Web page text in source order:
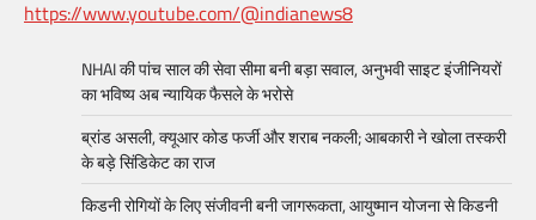
https://www.youtube.com/@indianews8
NHAI की पांच साल की सेवा सीमा बनी बड़ा सवाल, अनुभवी साइट इंजीनियरों
का भविष्य अब न्यायिक फैसले के भरोसे
ब्रांड असली, क्यूआर कोड फर्जी और शराब नकली; आबकारी ने खोला तस्करी
के बड़े सिंडिकेट का राज
किडनी रोगियों के लिए संजीवनी बनी जागरूकता, आयुष्मान योजना से किडनी